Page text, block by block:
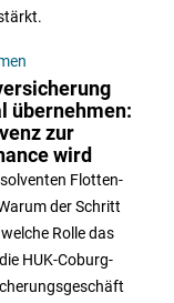
übernehmen:
zur
wird
Flotten-
der Schritt
Rolle das
HUK-Coburg-